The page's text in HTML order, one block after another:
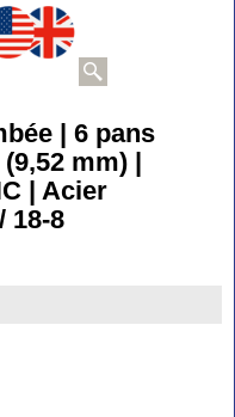
| 6 pans
mm) |
| Acier
18-8